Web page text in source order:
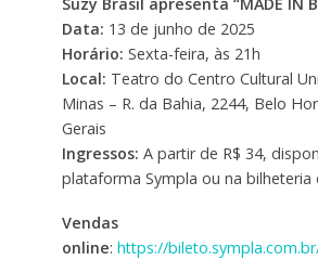
Suzy Brasil apresenta “MADE IN
Data: 13 de junho de 2025
Horário: Sexta-feira, às 21h
Local: Teatro do Centro Cultural
Minas – R. da Bahia, 2244, Belo
Gerais
Ingressos: A partir de R$ 34,
plataforma Sympla ou na bilheteria
Vendas
online: https://